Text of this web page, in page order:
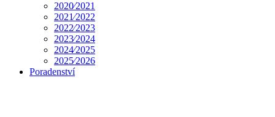
2020⁄2021
2021⁄2022
2022⁄2023
2023⁄2024
2024⁄2025
2025⁄2026
Poradenství